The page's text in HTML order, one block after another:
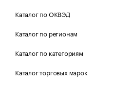
Каталог по ОКВЭД
Каталог по регионам
Каталог по категориям
Каталог торговых марок